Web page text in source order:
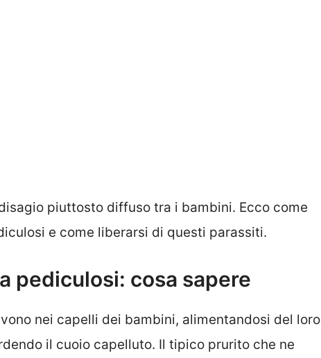
piuttosto diffuso tra i bambini. Ecco come
e come liberarsi di questi parassiti.
pediculosi: cosa sapere
nei capelli dei bambini, alimentandosi del loro
il cuoio capelluto. Il tipico prurito che ne